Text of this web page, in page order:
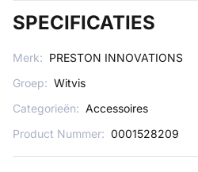
SPECIFICATIES
Merk: PRESTON INNOVATIONS
Groep: Witvis
Categorieën: Accessoires
Product Nummer: 0001528209